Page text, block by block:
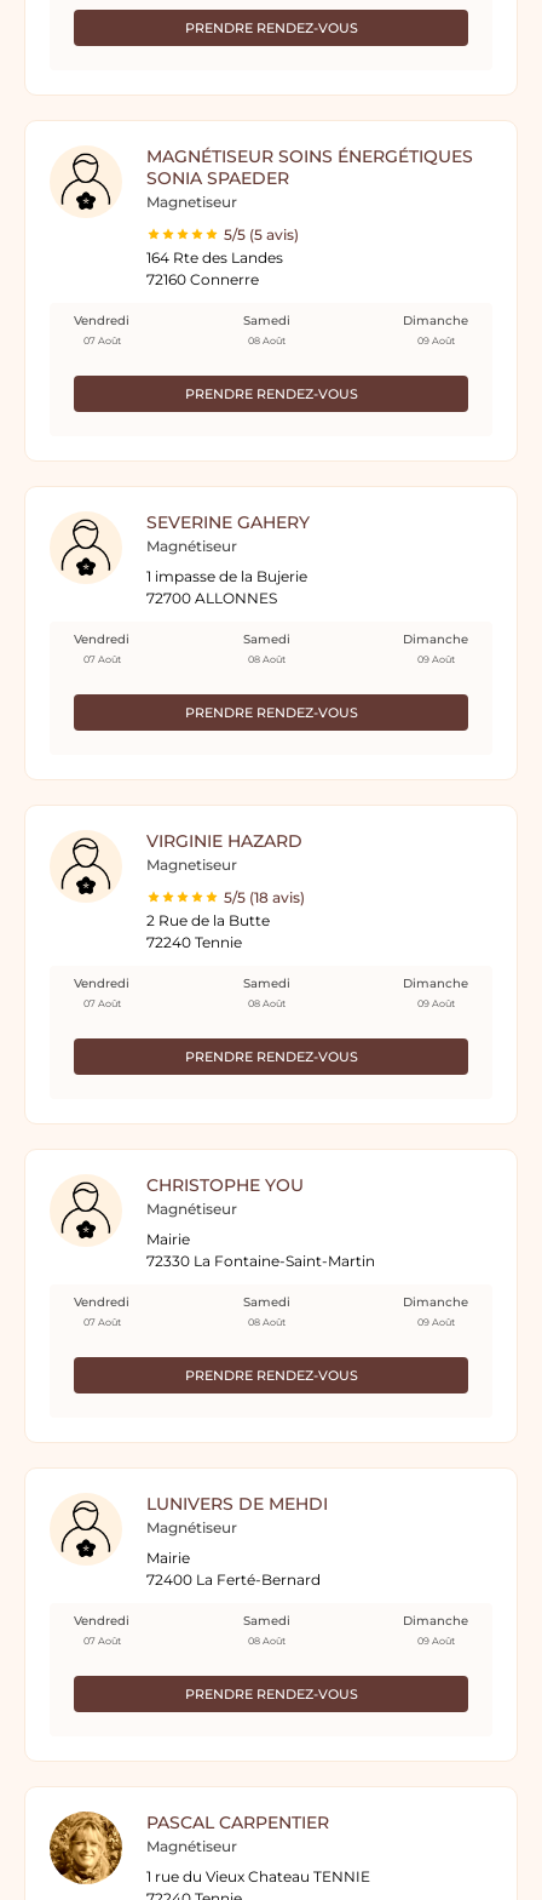
PRENDRE RENDEZ-VOUS
MAGNÉTISEUR SOINS ÉNERGÉTIQUES
SONIA SPAEDER
Magnetiseur
5/5 (5 avis)
164 Rte des Landes
72160 Connerre
PRENDRE RENDEZ-VOUS
Vendredi
07 Août
Samedi
08 Août
Dimanche
09 Août
SEVERINE GAHERY
Magnétiseur
1 impasse de la Bujerie
72700 ALLONNES
PRENDRE RENDEZ-VOUS
Vendredi
07 Août
Samedi
08 Août
Dimanche
09 Août
VIRGINIE HAZARD
Magnetiseur
5/5 (18 avis)
2 Rue de la Butte
72240 Tennie
PRENDRE RENDEZ-VOUS
Vendredi
07 Août
Samedi
08 Août
Dimanche
09 Août
CHRISTOPHE YOU
Magnétiseur
Mairie
72330 La Fontaine-Saint-Martin
PRENDRE RENDEZ-VOUS
Vendredi
07 Août
Samedi
08 Août
Dimanche
09 Août
LUNIVERS DE MEHDI
Magnétiseur
Mairie
72400 La Ferté-Bernard
PRENDRE RENDEZ-VOUS
Vendredi
07 Août
Samedi
08 Août
Dimanche
09 Août
PASCAL CARPENTIER
Magnétiseur
1 rue du Vieux Chateau TENNIE